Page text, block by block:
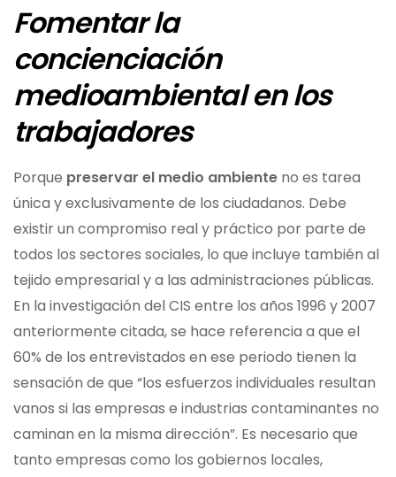
Fomentar la
concienciación
medioambiental en los
trabajadores
Porque preservar el medio ambiente no es tarea
única y exclusivamente de los ciudadanos. Debe
existir un compromiso real y práctico por parte de
todos los sectores sociales, lo que incluye también al
tejido empresarial y a las administraciones públicas.
En la investigación del CIS entre los años 1996 y 2007
anteriormente citada, se hace referencia a que el
60% de los entrevistados en ese periodo tienen la
sensación de que “los esfuerzos individuales resultan
vanos si las empresas e industrias contaminantes no
caminan en la misma dirección”. Es necesario que
tanto empresas como los gobiernos locales,